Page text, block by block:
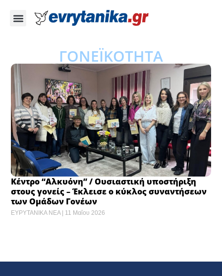
ΓΟΝΕΪΚΟΤΗΤΑ
Κέντρο “Αλκυόνη” / Ουσιαστική υποστήριξη
στους γονείς – Έκλεισε ο κύκλος συναντήσεων
των Ομάδων Γονέων
ΕΥΡΥΤΑΝΙΚΑ ΝΕΑ 11 Μαΐου 2026